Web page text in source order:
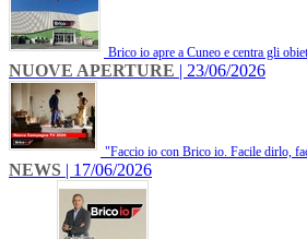
Brico io apre a Cuneo e centra gli
NUOVE APERTURE | 23/06/2026
"Faccio io con Brico io. Facile dirlo,
NEWS | 17/06/2026